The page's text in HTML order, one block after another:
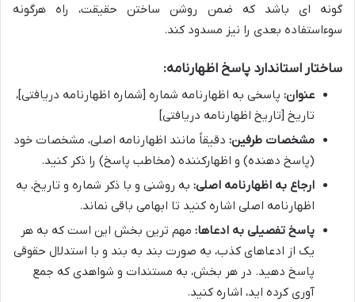
گونه ای باشد که ضمن روشن ساختن حقیقت، راه هرگونه
سوءاستفاده بعدی را نیز مسدود کند.
ساختار استاندارد پاسخ اظهارنامه:
عنوان: پاسخی به اظهارنامه شماره [شماره اظهارنامه دریافتی]،
تاریخ [تاریخ اظهارنامه دریافتی]
مشخصات طرفین: دقیقاً مانند اظهارنامه اصلی، مشخصات خود
(پاسخ دهنده) و اظهارکننده (مخاطب پاسخ) را ذکر کنید.
ارجاع به اظهارنامه اصلی: به روشنی و با ذکر شماره و تاریخ، به
اظهارنامه اصلی اشاره کنید تا ابهامی باقی نماند.
پاسخ تفصیلی به ادعاها: مهم ترین بخش این است که به هر
یک از ادعاهای کذب، به صورت بند به بند و با استدلال حقوقی
پاسخ دهید. در هر بخش، به مستندات و شواهدی که جمع
آوری کرده اید، اشاره کنید.